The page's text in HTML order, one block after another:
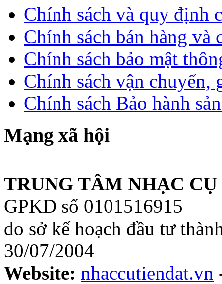
Chính sách và quy định
Chính sách bán hàng và
Chính sách bảo mật
Chính sách vận chuyển,
Chính sách Bảo hành
Mạng xã hội
TRUNG TÂM NHẠC
GPKD số 0101516915
do sở kế hoạch đầu tư
30/07/2004
Website: nhaccutiendat.vn